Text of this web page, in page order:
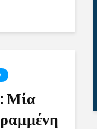
Μία